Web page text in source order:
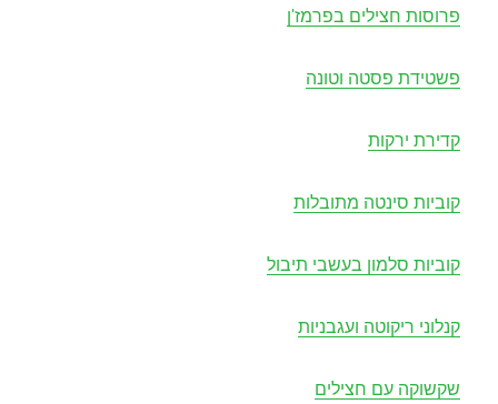
פרוסות חצילים בפרמז'ן
פשטידת פסטה וטונה
קדירת ירקות
קוביות סינטה מתובלות
קוביות סלמון בעשבי תיבול
קנלוני ריקוטה ועגבניות
שקשוקה עם חצילים